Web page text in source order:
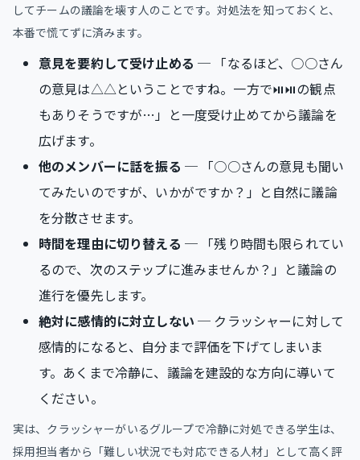
してチームの議論を壊す人のことです。対処法を知っておくと、
本番で慌てずに済みます。
意見を要約して受け止める ─ 「なるほど、○○さん
の意見は△△ということですね。一方で⏯⏯の観点
もありそうですが…」と一度受け止めてから議論を
広げます。
他のメンバーに話を振る ─ 「○○さんの意見も聞い
てみたいのですが、いかがですか？」と自然に議論
を分散させます。
時間を理由に切り替える ─ 「残り時間も限られてい
るので、次のステップに進みませんか？」と議論の
進行を優先します。
絶対に感情的に対立しない ─ クラッシャーに対して
感情的になると、自分まで評価を下げてしまいま
す。あくまで冷静に、議論を建設的な方向に導いて
ください。
実は、クラッシャーがいるグループで冷静に対処できる学生は、
採用担当者から「難しい状況でも対応できる人材」として高く評